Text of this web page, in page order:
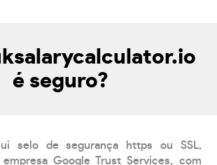
é seguro?
selo de segurança https ou SSL,
Google Trust Services, com